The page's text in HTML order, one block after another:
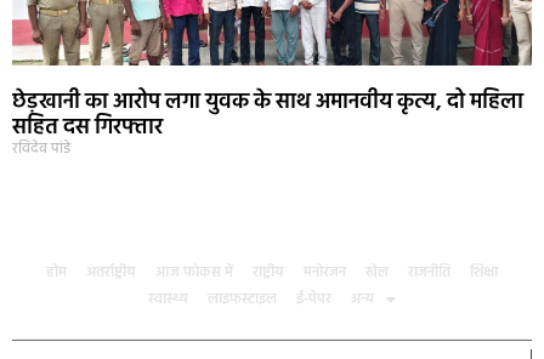
छेड़खानी का आरोप लगा युवक के साथ अमानवीय कृत्य, दो महिला
सहित दस गिरफ्तार
रविदेव पांडे
होम अंतर्राष्ट्रीय आज फोकस में राष्ट्रीय मनोरंजन खेल राजनीति
शिक्षा
स्वास्थ्य
लाइफस्टाइल ई-पेपर अन्य